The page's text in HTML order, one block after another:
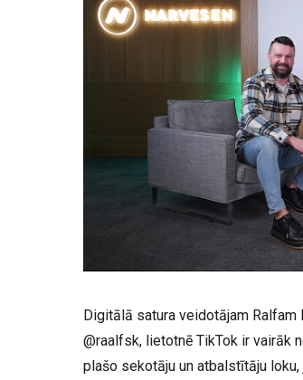
Digitālā satura veidotājam
@raalfsk, lietotnē TikTok ir vairāk
plašo sekotāju un atbalstītāju